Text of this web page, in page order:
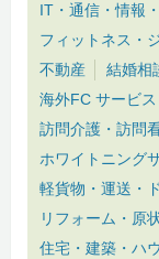
IT・通信・情報
フィットネス・
不動産
結婚相
海外FC サービス
訪問介護・訪問
ホワイトニング
軽貨物・運送・
リフォーム・原
住宅・建築・ハ